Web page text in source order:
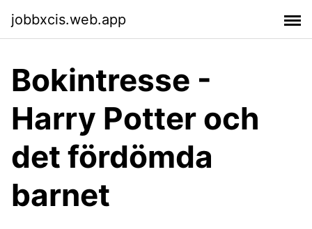
jobbxcis.web.app
Bokintresse -
Harry Potter och
det fördömda
barnet